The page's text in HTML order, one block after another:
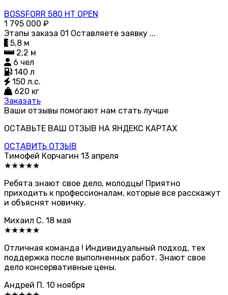
BOSSFORR 580 HT OPEN
1 795 000 ₽
Этапы заказа 01 Оставляете заявку ...
5,8 м
2,2 м
6 чел
140 л
150 л.с.
620 кг
Заказать
Ваши отзывы помогают нам стать лучше
ОСТАВЬТЕ ВАШ ОТЗЫВ НА ЯНДЕКС КАРТАХ
ОСТАВИТЬ ОТЗЫВ
Тимофей Корчагин 13 апреля
★★★★★
Ребята знают свое дело, молодцы! Приятно
приходить к профессионалам, которые все расскажут
и объяснят новичку.
Михаил С. 18 мая
★★★★★
Отличная команда ! Индивидуальный подход, тех
поддержка после выполненных работ. Знают свое
дело консервативные цены.
Андрей П. 10 ноября